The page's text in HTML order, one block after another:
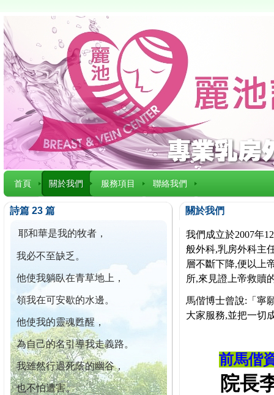
首頁 關於我們 服務項目 聯絡我們
詩篇 23 篇
耶和華是我的牧者，
我必不至缺乏。
他使我躺臥在青草地上，
領我在可安歇的水邊。
他使我的靈魂甦醒，
為自己的名引導我走義路。
我雖然行過死蔭的幽谷，
也不怕遭害。
關於我們
我們成立於2007年
般外科,乳房外科主
層不斷下降,便以上
所,來見證上帝救贖
馬偕博士曾說:「寧
大家服務,並把一切
前馬偕
院長李